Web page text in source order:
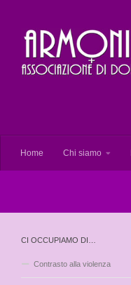
Home Chi siamo
CI OCCUPIAMO DI…
Contrasto alla violenza